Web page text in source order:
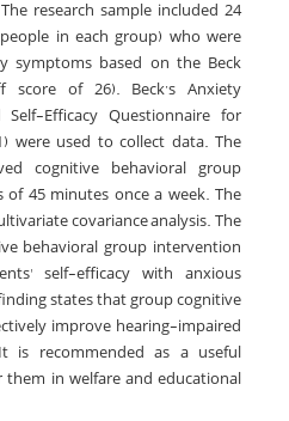
research sample included 24
in each group) who were
symptoms based on the Beck
of 26). Beck’s Anxiety
Efficacy Questionnaire for
were used to collect data. The
cognitive behavioral group
45 minutes once a week. The
covariance analysis. The
behavioral group intervention
self-efficacy with anxious
states that group cognitive
improve hearing-impaired
recommended as a useful
in welfare and educational